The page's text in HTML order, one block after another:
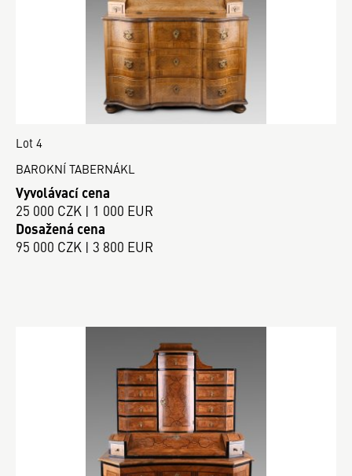
Lot 4
BAROKNÍ TABERNÁKL
Vyvolávací cena
25 000 CZK | 1 000 EUR
Dosažená cena
95 000 CZK | 3 800 EUR